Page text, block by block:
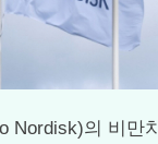
Nordisk)의 비만